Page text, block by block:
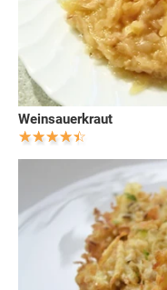
Weinsauerkraut